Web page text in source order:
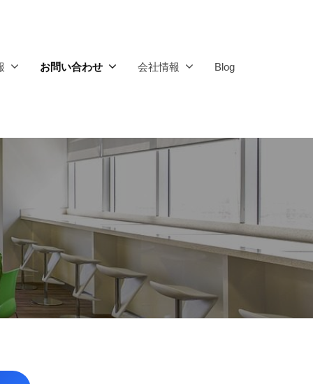
お問い合わせ 会社情報 Blog